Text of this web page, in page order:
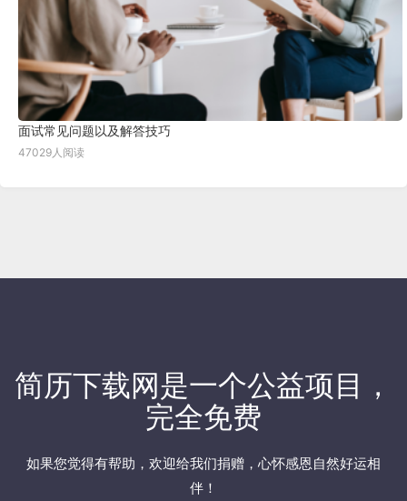
面试常见问题以及解答技巧
47029人阅读
简历下载网是一个公益项目，
完全免费
如果您觉得有帮助，欢迎给我们捐赠 ，心怀感恩自然好运相
伴！